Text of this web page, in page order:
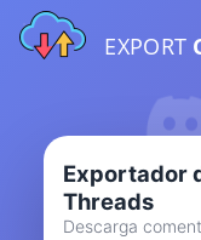
EXPORT
Exportador
Threads
Descarga